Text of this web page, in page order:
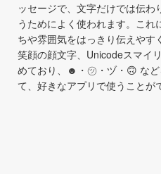
ッセージで、文字だけでは伝
うためによく使われます。こ
ちや雰囲気をはっきり伝えやす
笑顔の顔文字、Unicodeスマイ
めており、☻・㋡・ヅ・🙃 な
て、好きなアプリで使うことが